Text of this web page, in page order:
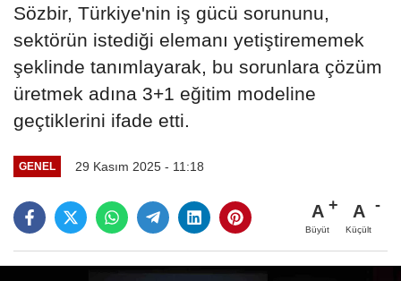
Sözbir, Türkiye'nin iş gücü sorununu,
sektörün istediği elemanı yetiştirememek
şeklinde tanımlayarak, bu sorunlara çözüm
üretmek adına 3+1 eğitim modeline
geçtiklerini ifade etti.
GENEL 29 Kasım 2025 - 11:18
A
Büyüt
A
Küçült